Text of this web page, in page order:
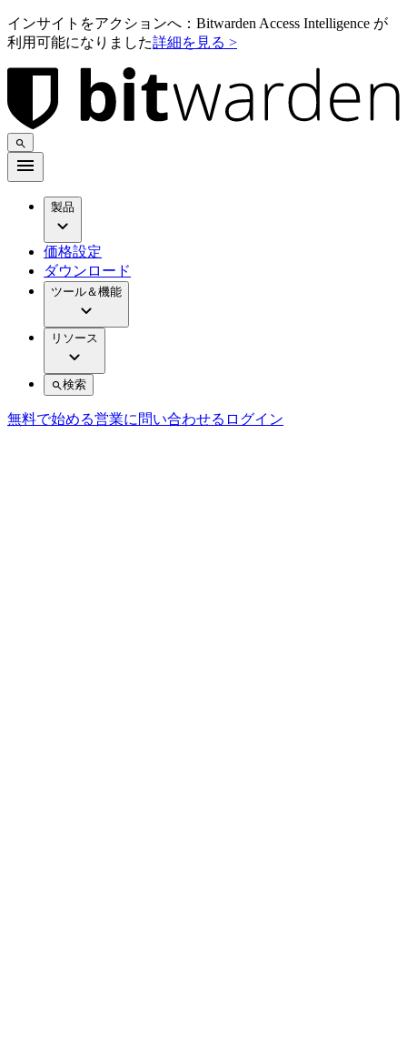
インサイトをアクションへ：Bitwarden Access Intelligence が
利用可能になりました詳細を見る >
製品
価格設定
ダウンロード
ツール＆機能
リソース
検索
無料で始める営業に問い合わせる ログイン